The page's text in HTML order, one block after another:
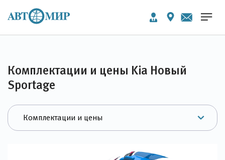
Комплектации и цены Kia Новый
Sportage